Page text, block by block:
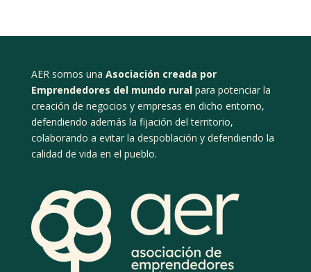
AER somos una Asociación creada por
Emprendedores del mundo ruralpara potenciar la
creación de negocios y empresas en dicho entorno,
defendiendo además la fijación del territorio,
colaborando a evitar la despoblación y defendiendo la
calidad de vida en el pueblo.